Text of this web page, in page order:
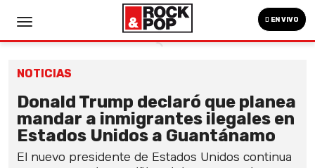
EN VIVO
NOTICIAS
Donald Trump declaró que planea
mandar a inmigrantes ilegales en
Estados Unidos a Guantánamo
El nuevo presidente de Estados Unidos continua